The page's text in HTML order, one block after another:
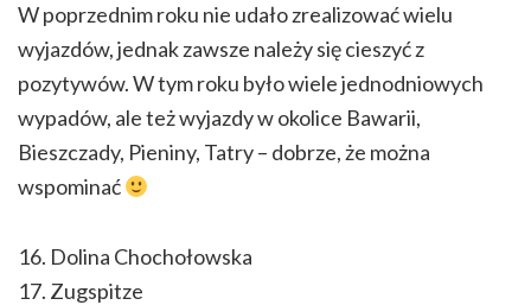
W poprzednim roku nie udało zrealizować wielu
wyjazdów, jednak zawsze należy się cieszyć z
pozytywów. W tym roku było wiele jednodniowych
wypadów, ale też wyjazdy w okolice Bawarii,
Bieszczady, Pieniny, Tatry – dobrze, że można
wspominać
16. Dolina Chochołowska
17. Zugspitze